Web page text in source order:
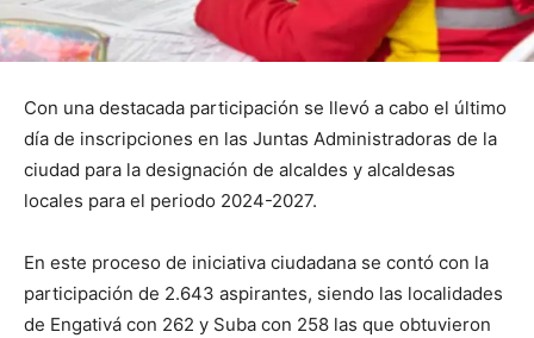
Con una destacada participación se llevó a cabo el último
día de inscripciones en las Juntas Administradoras de la
ciudad para la designación de alcaldes y alcaldesas
locales para el periodo 2024-2027.
En este proceso de iniciativa ciudadana se contó con la
participación de 2.643 aspirantes, siendo las localidades
de Engativá con 262 y Suba con 258 las que obtuvieron